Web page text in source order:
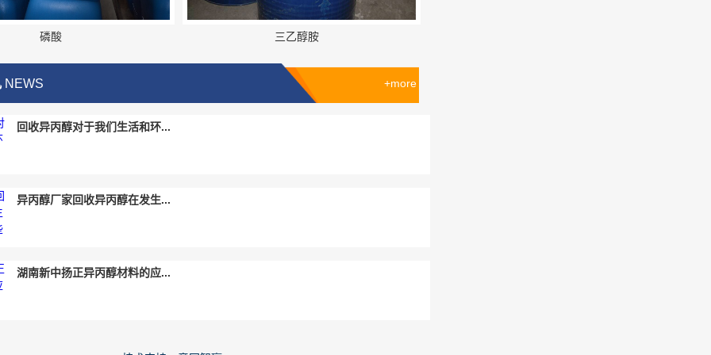
磷酸 三乙醇胺
NEWS +more
回收异丙醇对于我们生活和环...
异丙醇厂家回收异丙醇在发生...
湖南新中扬正异丙醇材料的应...